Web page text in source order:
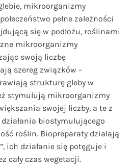
mikroorganizmy
pełne zależności
się w podłożu, roślinami
mikroorganizmy
swoją liczbę
szereg związków –
strukturę gleby w
stymulują mikroorganizmy
swojej liczby, a te z
działania biostymulującego
roślin. Biopreparaty działają
ich działanie się potęguje i
cały czas wegetacji.